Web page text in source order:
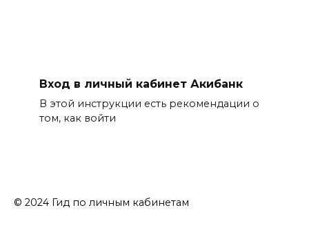
Вход в личный кабинет Акибанк
В этой инструкции есть рекомендации о
том, как войти
© 2024 Гид по личным кабинетам